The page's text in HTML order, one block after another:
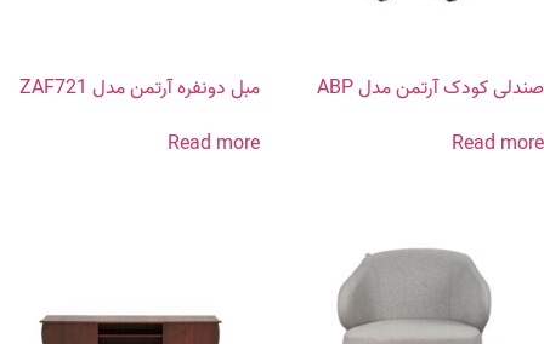
صندلی کودک آرتمن مدل ABP
Read more
مبل دونفره آرتمن مدل ZAF721
Read more